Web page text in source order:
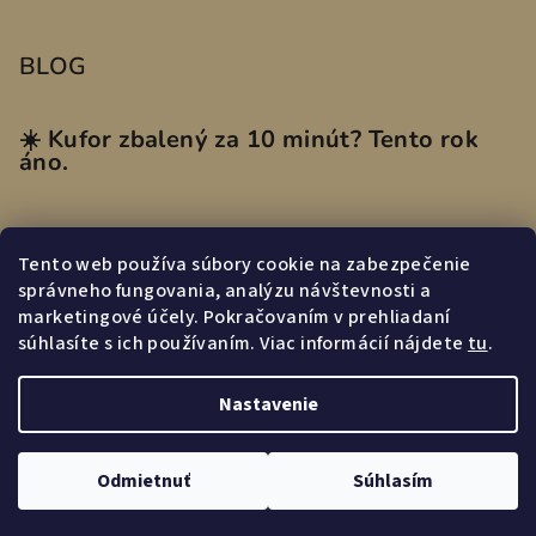
Tento web používa súbory cookie na zabezpečenie
správneho fungovania, analýzu návštevnosti a
marketingové účely. Pokračovaním v prehliadaní
súhlasíte s ich používaním. Viac informácií nájdete tu.
Nastavenie
Odmietnuť Súhlasím
BLOG
☀️ Kufor zbalený za 10 minút? Tento rok
áno.
Prijímame online platby
miasmi.sk. Všetky práva vyhradené.
Vytvoril Shoptet